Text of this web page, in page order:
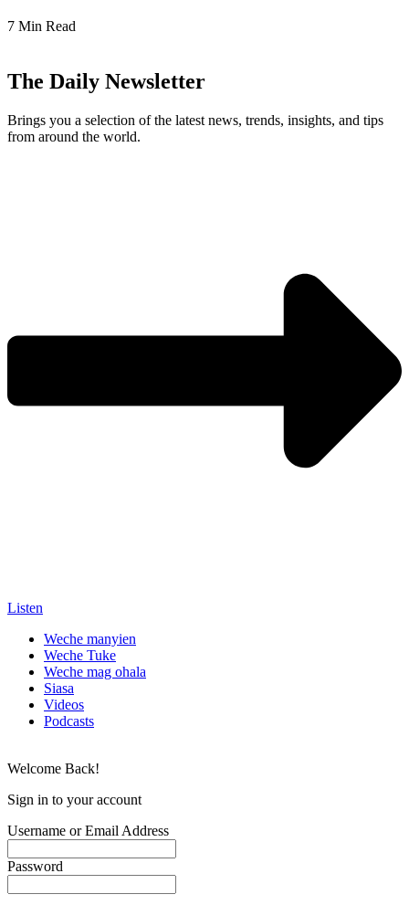
7 Min Read
The Daily Newsletter
Brings you a selection of the latest news, trends, insights, and tips
from around the world.
Listen
Weche manyien
Weche Tuke
Weche mag ohala
Siasa
Videos
Podcasts
Welcome Back!
Sign in to your account
Username or Email Address
Password